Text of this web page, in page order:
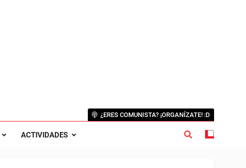
ACTIVIDADES
¿ERES COMUNISTA? ¡ORGANÍZATE! :D